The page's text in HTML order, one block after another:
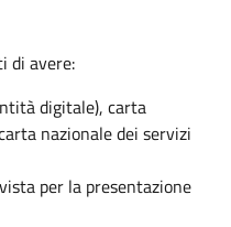
di avere:
digitale), carta
nazionale dei servizi
per la presentazione